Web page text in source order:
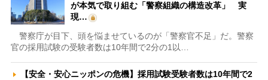
が本気で取り組む「警察組織の構造改革」 実
現…
警察庁が目下、頭を悩ませているのが「警察官不足」だ。警察
官の採用試験の受験者数は10年間で2分の1以…
【安全・安心ニッポンの危機】採用試験受験者数は10年間で2